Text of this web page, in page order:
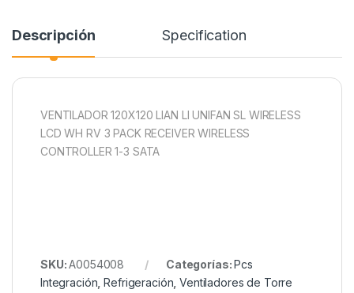
Descripción Specification
VENTILADOR 120X120 LIAN LI UNIFAN SL WIRELESS
LCD WH RV 3 PACK RECEIVER WIRELESS
CONTROLLER 1-3 SATA
SKU:A0054008 Categorías:Pcs
Integración ,Refrigeración ,Ventiladores de Torre